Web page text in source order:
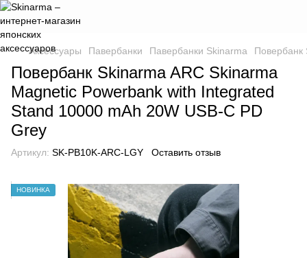
Аксессуары Павербанки Павербанки Skinarma Повербанк
Повербанк Skinarma ARC Skinarma
Magnetic Powerbank with Integrated
Stand 10000 mAh 20W USB-C PD
Grey
Артикул: SK-PB10K-ARC-LGY Оставить отзыв
НОВИНКА